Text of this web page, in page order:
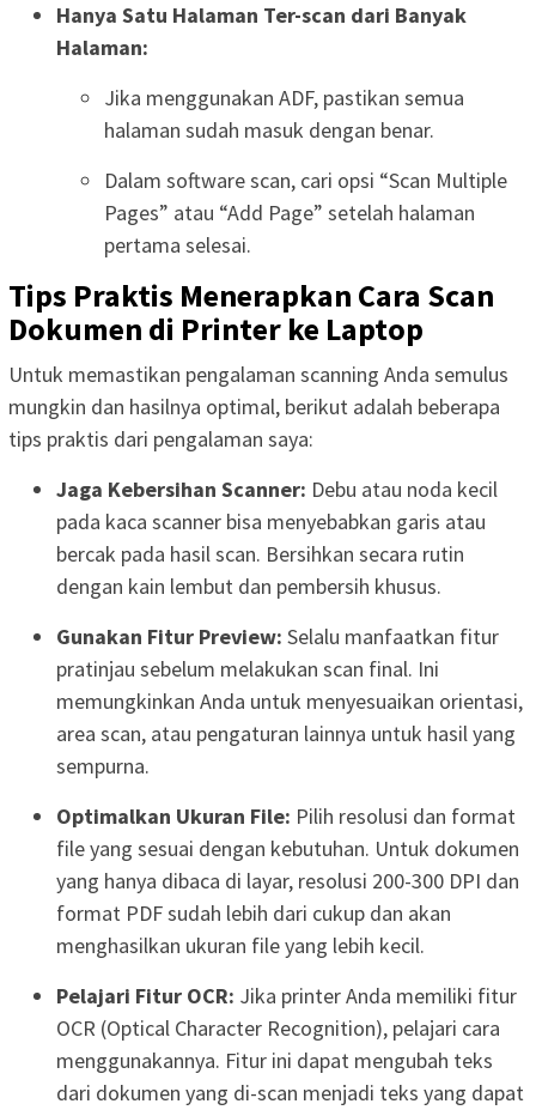
Hanya Satu Halaman Ter-scan dari Banyak
Halaman:
Jika menggunakan ADF, pastikan semua
halaman sudah masuk dengan benar.
Dalam software scan, cari opsi “Scan Multiple
Pages” atau “Add Page” setelah halaman
pertama selesai.
Tips Praktis Menerapkan Cara Scan
Dokumen di Printer ke Laptop
Untuk memastikan pengalaman scanning Anda semulus
mungkin dan hasilnya optimal, berikut adalah beberapa
tips praktis dari pengalaman saya:
Jaga Kebersihan Scanner: Debu atau noda kecil
pada kaca scanner bisa menyebabkan garis atau
bercak pada hasil scan. Bersihkan secara rutin
dengan kain lembut dan pembersih khusus.
Gunakan Fitur Preview: Selalu manfaatkan fitur
pratinjau sebelum melakukan scan final. Ini
memungkinkan Anda untuk menyesuaikan orientasi,
area scan, atau pengaturan lainnya untuk hasil yang
sempurna.
Optimalkan Ukuran File: Pilih resolusi dan format
file yang sesuai dengan kebutuhan. Untuk dokumen
yang hanya dibaca di layar, resolusi 200-300 DPI dan
format PDF sudah lebih dari cukup dan akan
menghasilkan ukuran file yang lebih kecil.
Pelajari Fitur OCR: Jika printer Anda memiliki fitur
OCR (Optical Character Recognition), pelajari cara
menggunakannya. Fitur ini dapat mengubah teks
dari dokumen yang di-scan menjadi teks yang dapat